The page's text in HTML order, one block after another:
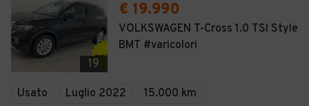
19
€ 19.990
VOLKSWAGEN T-Cross 1.0 TSI Style
BMT #varicolori
Usato Luglio 2022 15.000 km